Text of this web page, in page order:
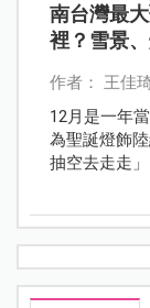
南台灣最
裡？雪景
作者： 王佳
12月是一年
為聖誕燈飾
抽空去走走